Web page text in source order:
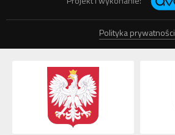
Polityka prywatności